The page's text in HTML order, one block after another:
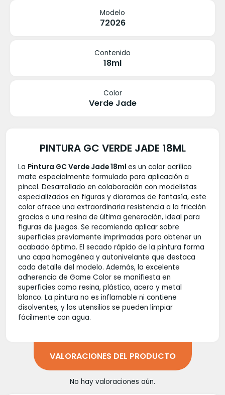
Modelo
72026
Contenido
18ml
Color
Verde Jade
PINTURA GC VERDE JADE 18ML
La Pintura GC Verde Jade 18ml es un color acrílico
mate especialmente formulado para aplicación a
pincel. Desarrollado en colaboración con modelistas
especializados en figuras y dioramas de fantasía, este
color ofrece una extraordinaria resistencia a la fricción
gracias a una resina de última generación, ideal para
figuras de juegos. Se recomienda aplicar sobre
superficies previamente imprimadas para obtener un
acabado óptimo. El secado rápido de la pintura forma
una capa homogénea y autonivelante que destaca
cada detalle del modelo. Además, la excelente
adherencia de Game Color se manifiesta en
superficies como resina, plástico, acero y metal
blanco. La pintura no es inflamable ni contiene
disolventes, y los utensilios se pueden limpiar
fácilmente con agua.
VALORACIONES DEL PRODUCTO
No hay valoraciones aún.